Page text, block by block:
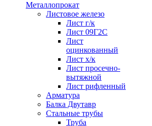
Металлопрокат
Листовое железо
Лист г/к
Лист 09Г2С
Лист
оцинкованный
Лист х/к
Лист просечно-
вытяжной
Лист рифленный
Арматура
Балка Двутавр
Стальные трубы
Труба